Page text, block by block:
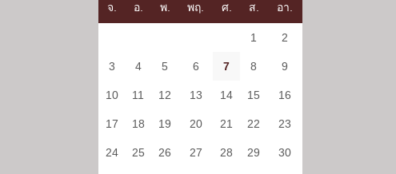
จ. อ. พ. พฤ. ศ. ส. อา.
1 2
3 4 5 6 7 8 9
10 11 12 13 14 15 16
17 18 19 20 21 22 23
24 25 26 27 28 29 30